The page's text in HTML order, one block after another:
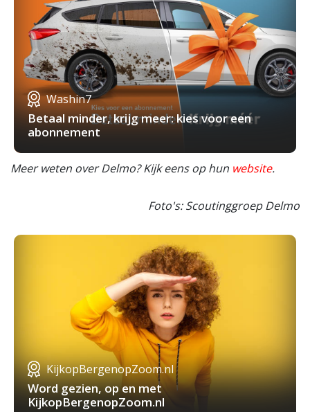
Washin7
Betaal minder, krijg meer: kies voor een
abonnement
Meer weten over Delmo? Kijk eens op hun website.
Foto's: Scoutinggroep Delmo
KijkopBergenopZoom.nl
Word gezien, op en met
KijkopBergenopZoom.nl